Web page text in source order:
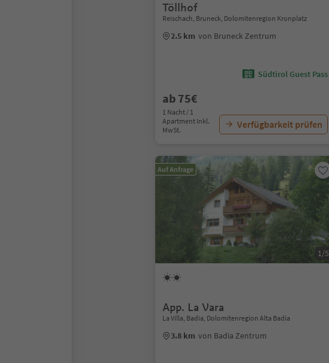
Töllhof
Reischach, Bruneck, Dolomitenregion Kronplatz
2.5 km von Bruneck Zentrum
Südtirol Guest Pass
ab 75€
1 Nacht / 1
Apartment Inkl.
MwSt.
Verfügbarkeit prüfen
Auf Anfrage
1/5
App. La Vara
La Villa, Badia, Dolomitenregion Alta Badia
3.8 km von Badia Zentrum